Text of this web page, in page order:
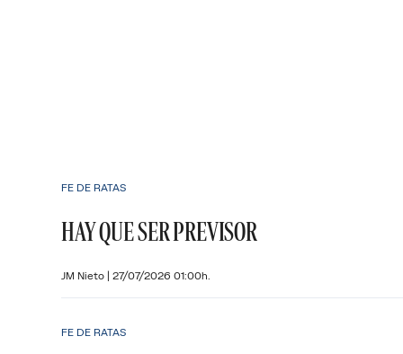
FE DE RATAS
HAY QUE SER PREVISOR
JM Nieto | 27/07/2026 01:00h.
FE DE RATAS